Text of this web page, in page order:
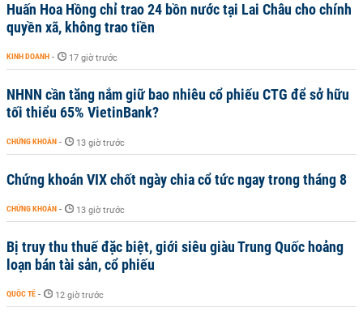
Huấn Hoa Hồng chỉ trao 24 bồn nước tại Lai Châu cho chính
quyền xã, không trao tiền
KINH DOANH - 17 giờ trước
NHNN cần tăng nắm giữ bao nhiêu cổ phiếu CTG để sở hữu
tối thiểu 65% VietinBank?
CHỨNG KHOÁN - 13 giờ trước
Chứng khoán VIX chốt ngày chia cổ tức ngay trong tháng 8
CHỨNG KHOÁN - 13 giờ trước
Bị truy thu thuế đặc biệt, giới siêu giàu Trung Quốc hoảng
loạn bán tài sản, cổ phiếu
QUỐC TẾ - 12 giờ trước